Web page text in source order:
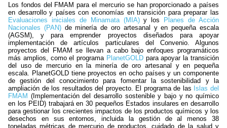
Los fondos del FMAM para el mercurio se han proporcionado a países
en desarrollo y países con economías en transición para preparar las
Evaluaciones iniciales de Minamata (MIA)y los Planes de Acción
Nacionales (PAN)de minería de oro artesanal y en pequeña escala
(AGSM), y para emprender proyectos diseñados para apoyar
implementación de artículos particulares del Convenio. Algunos
proyectos del FMAM se llevan a cabo bajo enfoques programáticos
más amplios, como el programa PlanetGOLDpara apoyar la transición
del uso de mercurio en la minería de oro artesanal y en pequeña
escala. PlanetGOLD tiene proyectos en ocho países y un componente
de gestión del conocimiento para fomentar la sostenibilidad y la
ampliación de los resultados del proyecto. El programa de las Islas del
FMAM (Implementación del desarrollo sostenible y bajo y no químico
en los PEID) trabajará en 30 pequeños Estados insulares en desarrollo
para gestionar los crecientes impactos de los productos químicos y los
desechos en sus entornos, incluida la gestión de al menos 38
toneladas métricas de mercurio de productos, cuidado de la salud y